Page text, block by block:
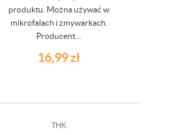
produktu. Można używać w
mikrofalach i zmywarkach.
Producent...
16,99zł
THK